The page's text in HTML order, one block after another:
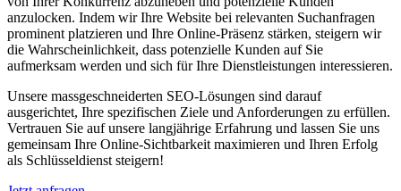
anzulocken. Indem wir Ihre Website bei relevanten Suchanfragen
prominent platzieren und Ihre Online-Präsenz stärken, steigern wir
die Wahrscheinlichkeit, dass potenzielle Kunden auf Sie
aufmerksam werden und sich für Ihre Dienstleistungen interessieren.
Unsere massgeschneiderten SEO-Lösungen sind darauf
ausgerichtet, Ihre spezifischen Ziele und Anforderungen zu erfüllen.
Vertrauen Sie auf unsere langjährige Erfahrung und lassen Sie uns
gemeinsam Ihre Online-Sichtbarkeit maximieren und Ihren Erfolg
als Schlüsseldienst steigern!